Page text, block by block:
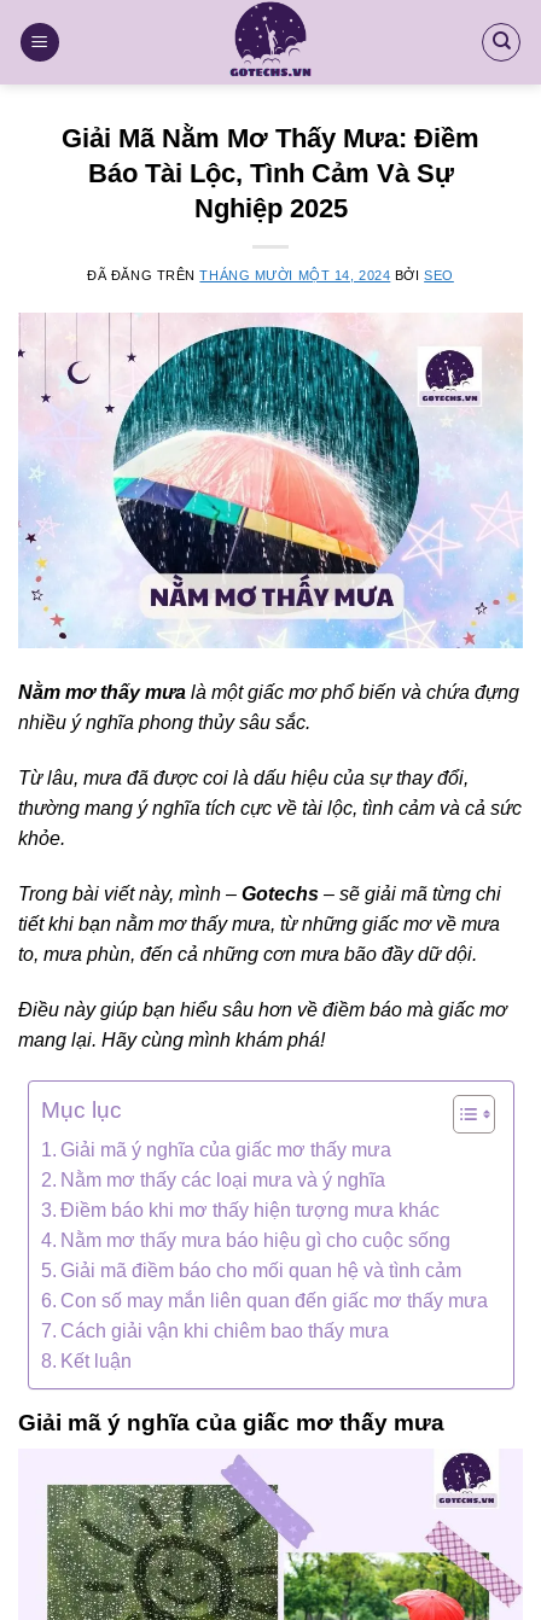
đến
Giải Mã Nằm Mơ Thấy Mưa: Điềm
Báo Tài Lộc, Tình Cảm Và Sự
Nghiệp 2025
ĐÃ ĐĂNG TRÊNTHÁNG MƯỜI MỘT 14, 2024 BỞISEO
Nằm mơ thấy mưa là một giấc mơ phổ biến và chứa đựng
nhiều ý nghĩa phong thủy sâu sắc.
Từ lâu, mưa đã được coi là dấu hiệu của sự thay đổi,
thường mang ý nghĩa tích cực về tài lộc, tình cảm và cả sức
khỏe.
Trong bài viết này, mình – Gotechs – sẽ giải mã từng chi
tiết khi bạn nằm mơ thấy mưa, từ những giấc mơ về mưa
to, mưa phùn, đến cả những cơn mưa bão đầy dữ dội.
Điều này giúp bạn hiểu sâu hơn về điềm báo mà giấc mơ
mang lại. Hãy cùng mình khám phá!
Mục lục
Giải mã ý nghĩa của giấc mơ thấy mưa
Nằm mơ thấy các loại mưa và ý nghĩa
Điềm báo khi mơ thấy hiện tượng mưa khác
Nằm mơ thấy mưa báo hiệu gì cho cuộc sống
Giải mã điềm báo cho mối quan hệ và tình cảm
Con số may mắn liên quan đến giấc mơ thấy mưa
Cách giải vận khi chiêm bao thấy mưa
Kết luận
Giải mã ý nghĩa của giấc mơ thấy mưa